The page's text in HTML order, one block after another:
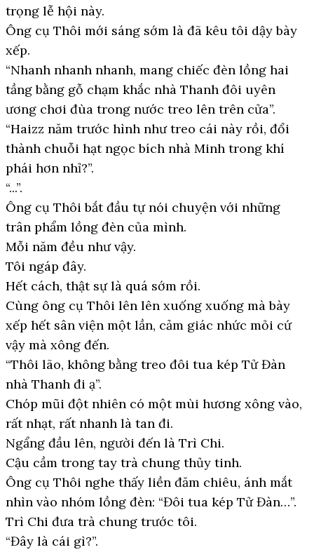
trọng lễ hội này.
Ông cụ Thôi mới sáng sớm là đã kêu tôi dậy bày
xếp.
“Nhanh nhanh nhanh, mang chiếc đèn lồng hai
tầng bằng gỗ chạm khắc nhà Thanh đôi uyên
ương chơi đùa trong nước treo lên trên cửa”.
“Haizz năm trước hình như treo cái này rồi, đổi
thành chuỗi hạt ngọc bích nhà Minh trong khí
phái hơn nhỉ?”.
“...”.
Ông cụ Thôi bắt đầu tự nói chuyện với những
trân phẩm lồng đèn của mình.
Mỗi năm đều như vậy.
Tôi ngáp đây.
Hết cách, thật sự là quá sớm rồi.
Cùng ông cụ Thôi lên lên xuống xuống mà bày
xếp hết sân viện một lần, cảm giác nhức mỏi cứ
vậy mà xông đến.
“Thôi lão, không bằng treo đôi tua kép Tử Đàn
nhà Thanh đi ạ”.
Chóp mũi đột nhiên có một mùi hương xông vào,
rất nhạt, rất nhanh là tan đi.
Ngẩng đầu lên, người đến là Trì Chi.
Cậu cầm trong tay trà chung thủy tinh.
Ông cụ Thôi nghe thấy liền đăm chiêu, ánh mắt
nhìn vào nhóm lồng đèn: “Đôi tua kép Tử Đàn…”.
Trì Chi đưa trà chung trước tôi.
“Đây là cái gì?”.